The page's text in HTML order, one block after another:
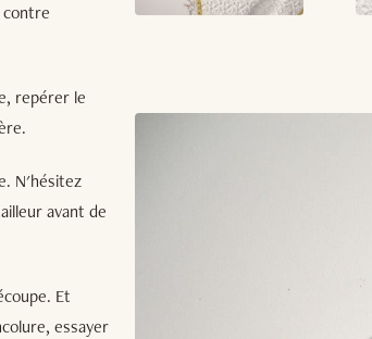
contre
repérer le
N'hésitez
avant de
Et
essayer